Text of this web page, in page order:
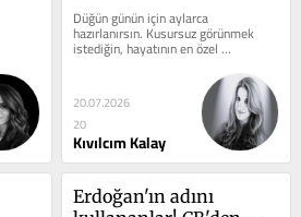
Düğün günün için aylarca
hazırlanırsın. Kusursuz görünmek
istediğin, hayatının en özel
günlerinden birinde, yakın sandığın
20.07.2026
20
Kıvılcım Kalay
Erdoğan'ın adını